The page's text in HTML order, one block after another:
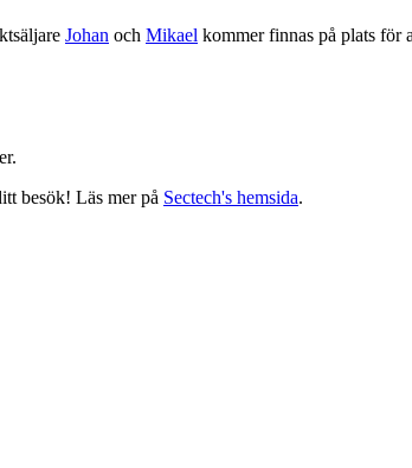
Johan och Mikael kommer finnas på plats för
besök! Läs mer på Sectech's hemsida.